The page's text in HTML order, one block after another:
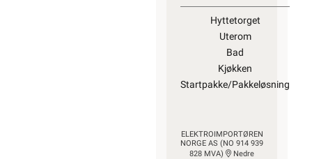
Hyttetorget
Uterom
Bad
Kjøkken
Startpakke/Pakkeløsning
ELEKTROIMPORTØREN
NORGE AS (NO 914 939
828 MVA)
Nedre